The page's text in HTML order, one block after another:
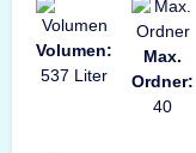
Volumen:
537 Liter
Max.
Ordner:
40